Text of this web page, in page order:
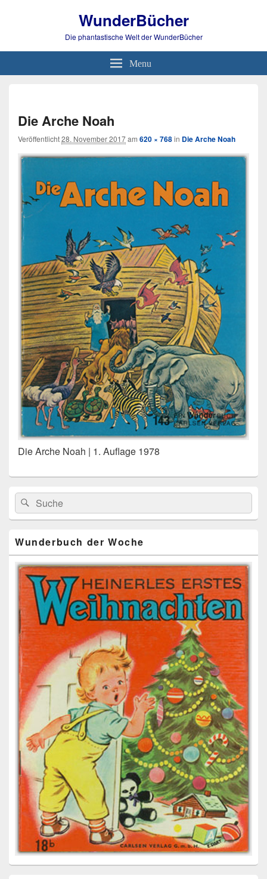
WunderBücher
Die phantastische Welt der WunderBücher
Menu
Die Arche Noah
Veröffentlicht28. November 2017am 620 × 768in Die Arche Noah
Die Arche Noah | 1. Auflage 1978
Primärer
Seitenleisten
Widget-
Bereich
Search
for:
Suche
Wunderbuch der Woche